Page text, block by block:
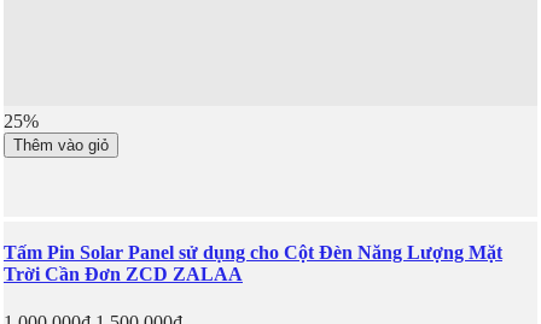
25%
Thêm vào giỏ
Tấm Pin Solar Panel sử dụng cho Cột Đèn Năng Lượng Mặt
Trời Cần Đơn ZCD ZALAA